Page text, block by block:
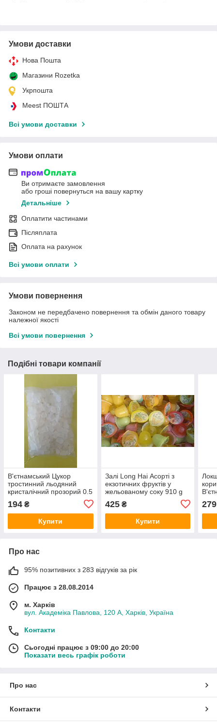
Умови доставки
Нова Пошта
Магазини Rozetka
Укрпошта
Meest ПОШТА
Всі умови доставки
Умови оплати
Ви отримаєте замовлення
або гроші повернуться на вашу картку
Детальніше
Оплатити частинами
Післяплата
Оплата на рахунок
Всі умови оплати
Умови повернення
Законом не передбачено повернення та обмін даного товару
належної якості
Всі умови повернення
Подібні товари компанії
В'єтнамський Цукор
тростинний льодяний
кристалічний прозорий 0.5
194 ₴
Купити
Залі Long Hai Асорті з
екзотичних фруктів у
жельованому соку 910 g
425₴
Купити
279
Про нас
95% позитивних з 283 відгуків за рік
Працює з 28.08.2014
м. Харків
вул. Академіка Павлова, 120 А, Харків, Україна
Контакти
Сьогодні працює з 09:00 до 20:00
Показати весь графік роботи
Про нас
Контакти